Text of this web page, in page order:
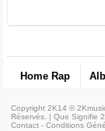
Home Rap
Copyright 2K14 ©
Réservés . |Que Signifie
Contact - Conditions